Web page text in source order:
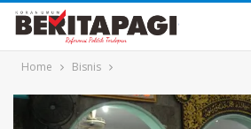
Home Bisnis